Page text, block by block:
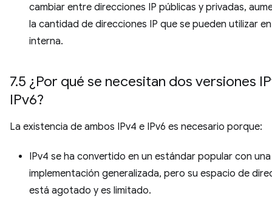
cambiar entre direcciones IP públicas y privadas,
la cantidad de direcciones IP que se pueden utilizar
interna.
7.5 ¿Por qué se necesitan dos versiones
IPv6?
La existencia de ambos IPv4 e IPv6 es necesario porque:
IPv4 se ha convertido en un estándar popular con una
implementación generalizada, pero su espacio de
está agotado y es limitado.